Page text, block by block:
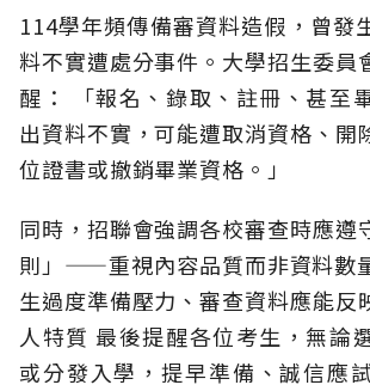
114學年頻傳備審資料造假，曾發
料不實遭處分事件。大學招生委員
醒： 「報名、錄取、註冊、甚至
出資料不實，可能遭取消資格、開
位證書或撤銷畢業資格。」
同時，招聯會強調各校審查時應遵
則」——重視內容品質而非資料數
生過度準備壓力、審查資料應能反
人特質 最後提醒各位考生，無論
或分發入學，提早準備、誠信應